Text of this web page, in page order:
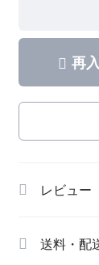
再
レビュー
送料・配